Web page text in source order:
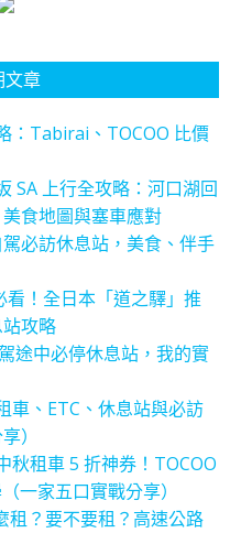
文章
：Tabirai、TOCOO 比價
SA 上行全攻略：河口湖回
食地圖與塞車應對
必訪休息站，美食、伴手
看！全日本「道之驛」推
攻略
途中必停休息站，我的實
車、ETC、休息站與必訪
）
秋租車 5 折神券！TOCOO
一家五口實戰分享）
租？要不要租？高速公路